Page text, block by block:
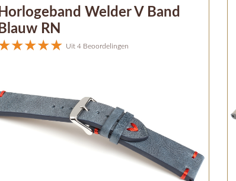
Horlogeband Welder V Band
Blauw RN
Uit 4 Beoordelingen